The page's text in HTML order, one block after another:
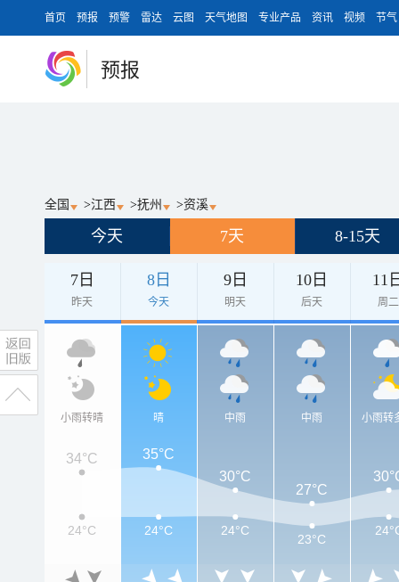
首页 预报 预警 雷达 云图 天气地图 专业产品 资讯 视频 节气
预报
全国 >江西 >抚州 >资溪
今天 7天 8-15天
7日
昨天
8日
今天
9日
明天
10日
后天
11
周二
小雨转晴 晴 中雨 中雨 小雨转
34°C
35°C
30°C
27°C
24°C 24°C 24°C
23°C